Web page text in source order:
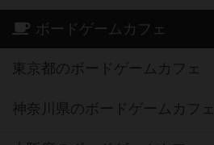
ボードゲームカフェ
東京都のボードゲームカフェ
神奈川県のボードゲームカフェ